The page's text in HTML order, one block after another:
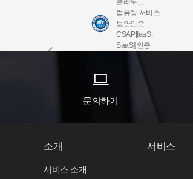
클라우드
컴퓨팅 서비스
보안인증
CSAP[IaaS,
SaaS] 인증
문의하기
소개
서비스 소개
서비스